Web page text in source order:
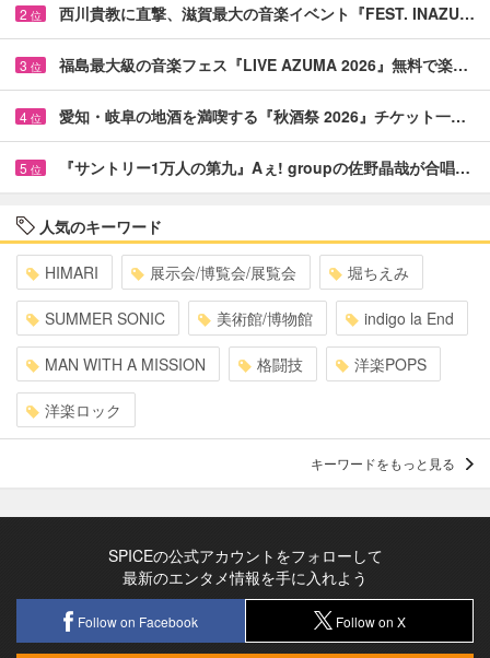
2 位 西川貴教に直撃、滋賀最大の音楽イベント『FEST. INAZU…
3 位 福島最大級の音楽フェス『LIVE AZUMA 2026』無料で楽…
4 位 愛知・岐阜の地酒を満喫する『秋酒祭 2026』チケット一…
5 位 『サントリー1万人の第九』Aぇ! groupの佐野晶哉が合唱…
人気のキーワード
HIMARI 展示会/博覧会/展覧会 堀ちえみ
SUMMER SONIC 美術館/博物館 indigo la End
MAN WITH A MISSION 格闘技 洋楽POPS
洋楽ロック
キーワードをもっと見る
SPICEの公式アカウントをフォローして
最新のエンタメ情報を手に入れよう
Follow on Facebook Follow on X